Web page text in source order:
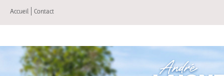
Accueil Contact